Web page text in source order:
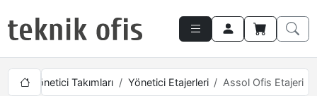
Yönetici Takımları Yönetici Etajerleri Assol Ofis Etajeri